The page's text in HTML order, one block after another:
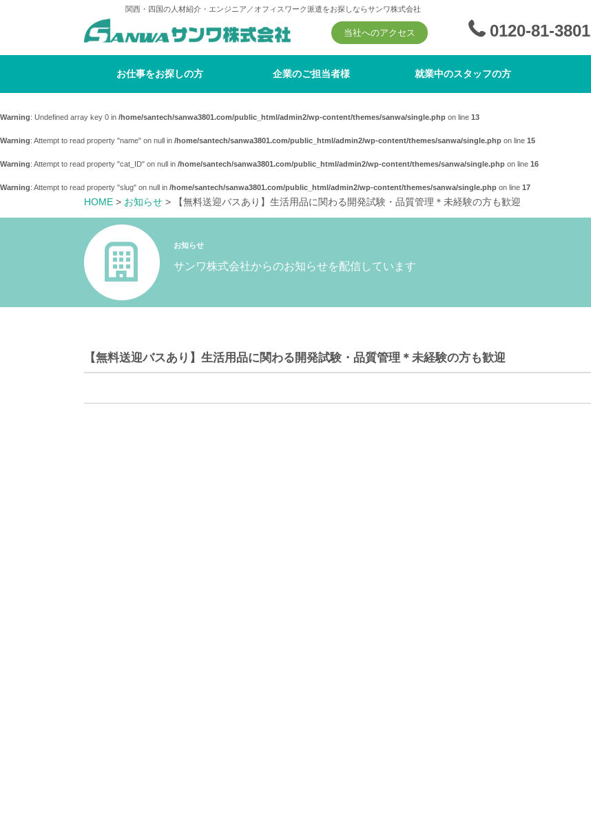
関西・四国の人材紹介・エンジニア／オフィスワーク派遣をお探しならサンワ株式会社
当社へのアクセス 0120-81-3801
お仕事をお探しの方 企業のご担当者様 就業中のスタッフの方
Warning: Undefined array key 0 in /home/santech/sanwa3801.com/public_html/admin2/wp-content/themes/sanwa/single.php on line 13
Warning: Attempt to read property "name" on null in /home/santech/sanwa3801.com/public_html/admin2/wp-content/themes/sanwa/single.php on line 15
Warning: Attempt to read property "cat_ID" on null in /home/santech/sanwa3801.com/public_html/admin2/wp-content/themes/sanwa/single.php on line 16
Warning: Attempt to read property "slug" on null in /home/santech/sanwa3801.com/public_html/admin2/wp-content/themes/sanwa/single.php on line 17
HOME > お知らせ > 【無料送迎バスあり】生活用品に関わる開発試験・品質管理＊未経験の方も歓迎
お知らせ
サンワ株式会社からのお知らせを配信しています
【無料送迎バスあり】生活用品に関わる開発試験・品質管理＊未経験の方も歓迎